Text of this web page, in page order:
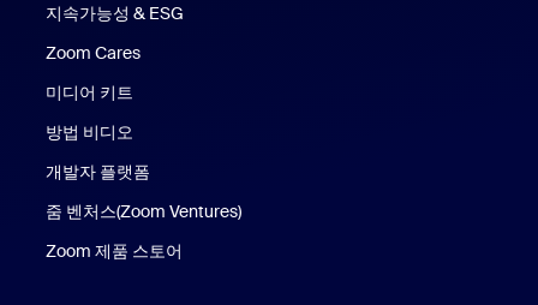
지속가능성 & ESG
Zoom Cares
미디어 키트
방법 비디오
개발자 플랫폼
줌 벤처스(Zoom Ventures)
Zoom 제품 스토어